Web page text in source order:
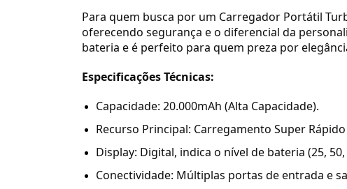
Para quem busca por um Carregador Portátil
oferecendo segurança e o diferencial da
bateria e é perfeito para quem preza por
Especificações Técnicas:
Capacidade: 20.000mAh (Alta Capacidade).
Recurso Principal: Carregamento Super
Display: Digital, indica o nível de bateria (25, 50,
Conectividade: Múltiplas portas de entrada e